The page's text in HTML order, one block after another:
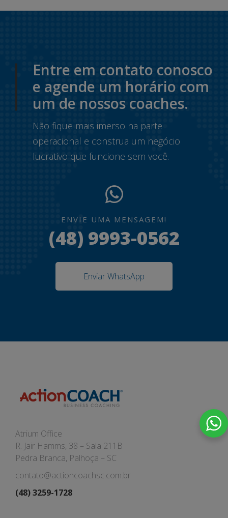
Entre em contato conosco
e agende um horário com
um de nossos coaches.
Não fique mais imerso na parte
operacional e construa um negócio
lucrativo que funcione sem você.
ENVIE UMA MENSAGEM!
(48) 9993-0562
Enviar WhatsApp
Atrium Office
R. Jair Hamms, 38 – Sala 211B
Pedra Branca, Palhoça – SC
contato@actioncoachsc.com.br
(48) 3259-1728